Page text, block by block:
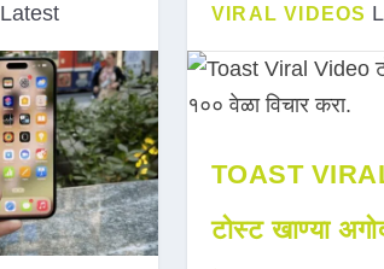
Latest VIRAL VIDEOS
TOAST
टोस्ट खाण्या